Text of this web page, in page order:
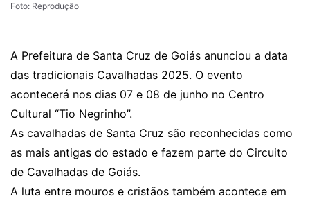
Foto: Reprodução
A Prefeitura de Santa Cruz de Goiás anunciou a data
das tradicionais Cavalhadas 2025. O evento
acontecerá nos dias 07 e 08 de junho no Centro
Cultural “Tio Negrinho”.
As cavalhadas de Santa Cruz são reconhecidas como
as mais antigas do estado e fazem parte do Circuito
de Cavalhadas de Goiás.
A luta entre mouros e cristãos também acontece em